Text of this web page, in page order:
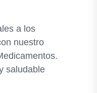
a los
nuestro
saludable